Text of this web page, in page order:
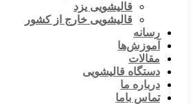
قالیشویی یزد
قالیشویی خارج از کشور
رسانه
آموزش‌ها
مقالات
دستگاه قالیشویی
درباره ما
تماس باما